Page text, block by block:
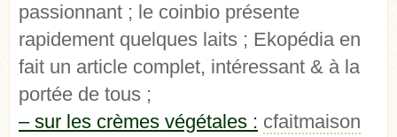
passionnant ; le coinbio présente
rapidement quelques laits ; Ekopédia en
fait un article complet, intéressant & à la
portée de tous ;
– sur les crèmes végétales : cfaitmaison